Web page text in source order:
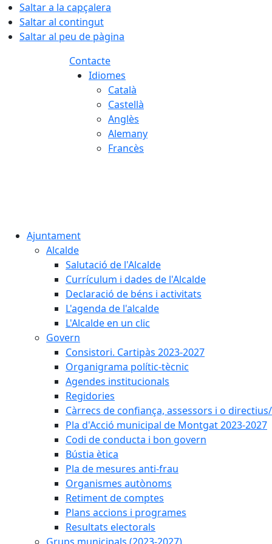
Saltar a la capçalera
Saltar al contingut
Saltar al peu de pàgina
Contacte
Idiomes
Català
Castellà
Anglès
Alemany
Francès
Ajuntament
Alcalde
Salutació de l'Alcalde
Currículum i dades de l'Alcalde
Declaració de béns i activitats
L'agenda de l'alcalde
L'Alcalde en un clic
Govern
Consistori. Cartipàs 2023-2027
Organigrama polític-tècnic
Agendes institucionals
Regidories
Càrrecs de confiança, assessors i o
Pla d'Acció municipal de Montgat 2023-2027
Codi de conducta i bon govern
Bústia ètica
Pla de mesures anti-frau
Organismes autònoms
Retiment de comptes
Plans accions i programes
Resultats electorals